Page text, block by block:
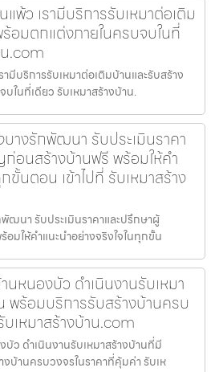
พ้ว เรามีบริการรับเหมาต่อเติม
อมตกแต่งภายในครบจบในที่
.com
มีบริการรับเหมาต่อเติมบ้านและรับสร้าง
ในที่เดียว รับเหมาสร้างบ้าน.
างรักพัฒนา รับประเมินราคา
อนสร้างบ้านฟรี พร้อมให้คำ
ขั้นตอน เข้าไปที่ รับเหมาสร้าง
ฒนา รับประเมินราคาและปรึกษาผู้
มให้คำแนะนำอย่างจริงใจในทุกขั้น
หนองบัว ดำเนินงานรับเหมา
พร้อมบริการรับสร้างบ้านครบ
เหมาสร้างบ้าน.com
ว ดำเนินงานรับเหมาสร้างบ้านที่มี
บ้านครบวงจรในราคาที่คุ้มค่า รับเห